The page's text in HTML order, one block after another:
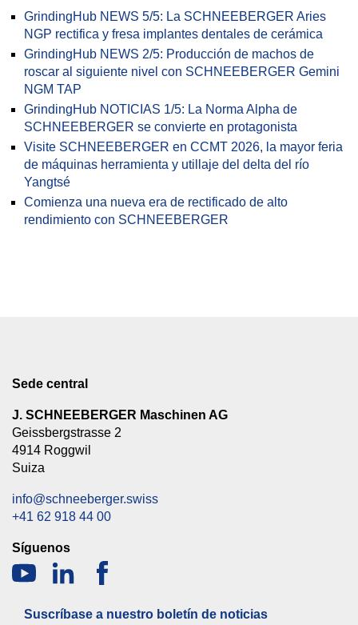
GrindingHub NEWS 5/5: La SCHNEEBERGER Aries
NGP rectifica y fresa implantes dentales de cerámica
GrindingHub NEWS 2/5: Producción de machos de
roscar al siguiente nivel con SCHNEEBERGER Gemini
NGM TAP
GrindingHub NOTICIAS 1/5: La Norma Alpha de
SCHNEEBERGER se convierte en protagonista
Visite SCHNEEBERGER en CCMT 2026, la mayor feria
de máquinas herramienta y utillaje del delta del río
Yangtsé
Comienza una nueva era de rectificado de alto
rendimiento con SCHNEEBERGER
Sede central
J. SCHNEEBERGER Maschinen AG
Geissbergstrasse 2
4914 Roggwil
Suiza
info@schneeberger.swiss
+41 62 918 44 00
Síguenos
Suscríbase a nuestro boletín de noticias